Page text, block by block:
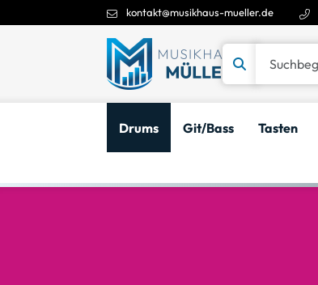
kontakt@musikhaus-mueller.de
Drums Git/Bass Tasten